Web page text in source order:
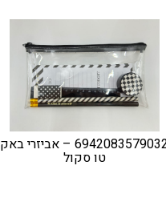
6942083579032 – אביזרי באק
טו סקול